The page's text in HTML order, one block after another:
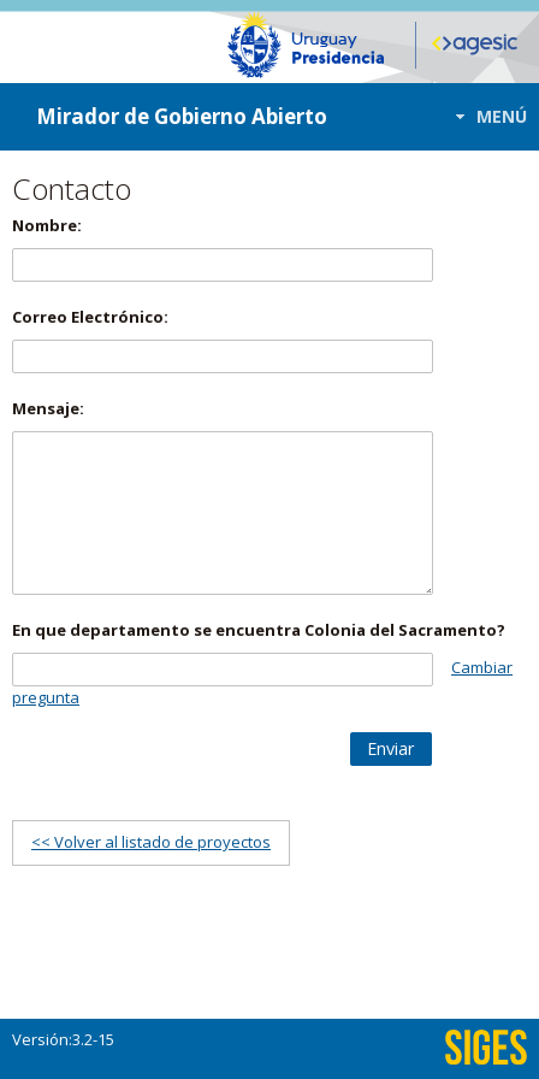
ir a contenido
ir al menú
Mirador de Gobierno Abierto MENÚ
Contacto
Nombre:
Correo Electrónico:
Mensaje:
En que departamento se encuentra Colonia del Sacramento?
Cambiar
pregunta
Enviar
<< Volver al listado de proyectos
Versión:3.2-15